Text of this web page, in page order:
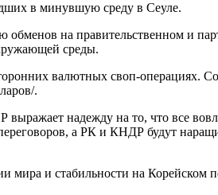
в минувшую среду в Сеуле.
обменов на правительственном и
среды.
валютных своп-операциях.
.
надежду на то, что все
а РК и КНДР будут
и стабильности на Корейском